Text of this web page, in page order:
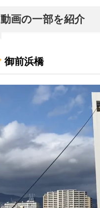
動画の一部を紹介
御前浜橋